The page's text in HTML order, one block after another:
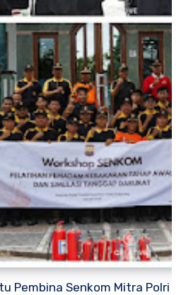
Pembina Senkom Mitra Polri